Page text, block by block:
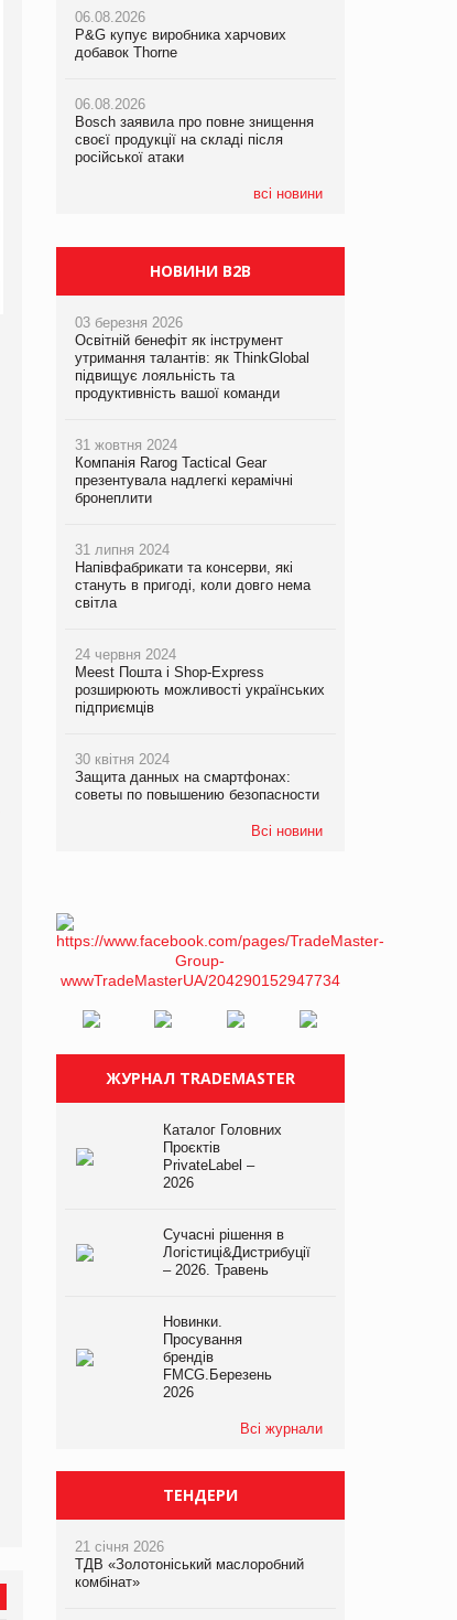
06.08.2026
P&G купує виробника харчових
добавок Thorne
06.08.2026
Bosch заявила про повне знищення
своєї продукції на складі після
російської атаки
всі новини
повномасштабної війни
у VARUS з’явилися новинки від ТМ
ТОКЕРИ
Сергій Лісунов про заморожені
06.08.2026
P&G купує виробника харчових
добавок Thorne
06.08.2026
Bosch заявила про повне знищення
своєї продукції на складі після
російської атаки
НОВИНИ B2B
03 березня 2026
Освітній бенефіт як інструмент
утримання талантів: як ThinkGlobal
підвищує лояльність та
продуктивність вашої команди
31 жовтня 2024
Компанія Rarog Tactical Gear
презентувала надлегкі керамічні
бронеплити
31 липня 2024
Напівфабрикати та консерви, які
стануть в пригоді, коли довго нема
світла
24 червня 2024
Meest Пошта і Shop-Express
розширюють можливості українських
підприємців
30 квітня 2024
Защита данных на смартфонах:
советы по повышению безопасности
Всі новини
ЖУРНАЛ TRADEMASTER
Каталог Головних
Проєктів
PrivateLabel –
2026
Сучасні рішення в
Логістиці&Дистрибуції
– 2026. Травень
Новинки.
Просування
брендів
FMCG.Березень
2026
Всі журнали
ТЕНДЕРИ
21 січня 2026
ТДВ «Золотоніський маслоробний
комбінат»